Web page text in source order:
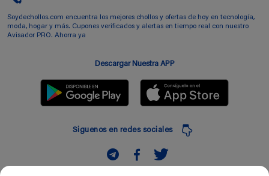
Soydechollos.com encuentra los mejores chollos y ofertas de hoy en tecnología,
moda, hogar y más. Cupones verificados y alertas en tiempo real con nuestro
Avisador PRO. Ahorra ya
Descargar Nuestra APP
Siguenos en redes sociales